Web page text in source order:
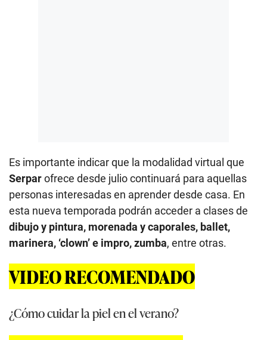
Es importante indicar que la modalidad virtual que
Serparofrece desde julio continuará para aquellas
personas interesadas en aprender desde casa. En
esta nueva temporada podrán acceder a clases de
dibujo y pintura, morenada y caporales, ballet,
marinera, ‘clown’ e impro, zumba, entre otras.
VIDEO RECOMENDADO
¿Cómo cuidar la piel en el verano?